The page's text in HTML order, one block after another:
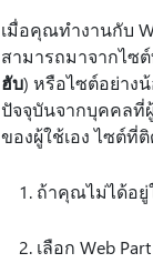
เมื่อคุณทํางานกับ
สามารถมาจากไซ
ฮับ) หรือไซต์อย่าง
ปัจจุบันจากบุคคลที่
ของผู้ใช้เอง ไซต์ที่
ถ้าคุณไม่ได้อยู่
เลือก Web